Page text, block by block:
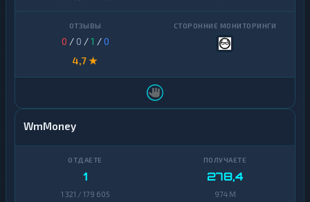
0 / 0 /1 /0
4,7 ★
WmMoney
1
1 321 / 179 605
278,4
974 M